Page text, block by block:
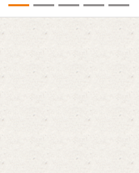
Национальной